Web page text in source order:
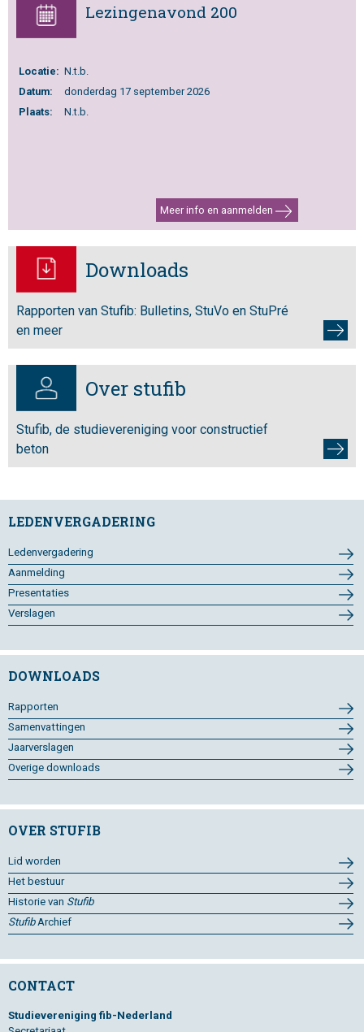
Lezingenavond 200
Locatie: N.t.b.
Datum:
donderdag 17 september 2026
Plaats:
N.t.b.
Meer info en aanmelden
Downloads
Rapporten van Stufib: Bulletins, StuVo en StuPré
en meer
Over stufib
Stufib, de studievereniging voor constructief
beton
LEDENVERGADERING
Ledenvergadering
Aanmelding
Presentaties
Verslagen
DOWNLOADS
Rapporten
Samenvattingen
Jaarverslagen
Overige downloads
OVER STUFIB
Lid worden
Het bestuur
Historie van Stufib
StufibArchief
CONTACT
Studievereniging fib-Nederland